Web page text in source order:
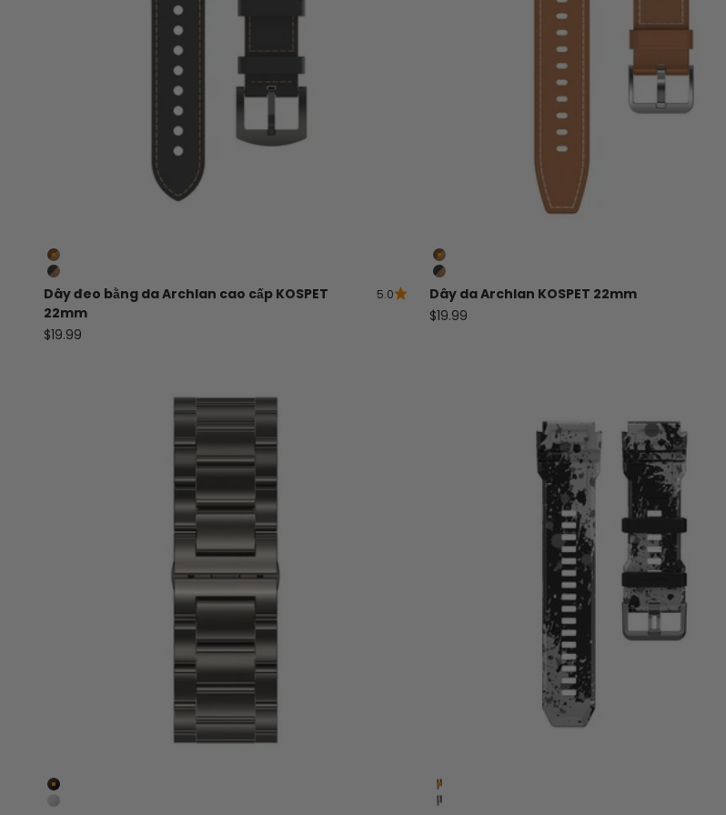
Màu nâu
Đen
Dây đeo bằng da Archlan cao cấp KOSPET
22mm
5.0
Giá bán
$19.99
Màu nâu
Đen
Dây da Archlan KOSPET 22mm
Giá bán
$19.99
Đen
Bạc
Camo đen
Camo nâu